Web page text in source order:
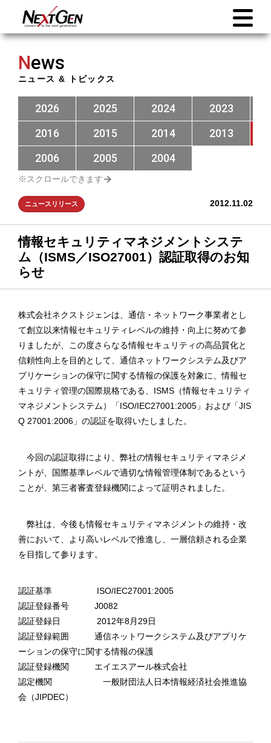
News
ニュース & トピックス
2026 2025 2024 2023
2016
2015 2014 2013
2006
2005 2004
ニュースリリース 2012.11.02
情報セキュリティマネジメントシステ
ム（ISMS／ISO27001）認証取得のお知
らせ
株式会社ネクストジェンは、通信・ネットワーク事業者とし
て創立以来情報セキュリティレベルの維持・向上に努めて参
りましたが、この度さらなる情報セキュリティの高品質化と
信頼性向上を目的として、通信ネットワークシステム及びア
プリケーションの保守に関する情報の保護を対象に、情報セ
キュリティ管理の国際規格である、ISMS（情報セキュリティ
マネジメントシステム）「ISO/IEC27001:2005」および「JIS
Q 27001:2006」の認証を取得いたしました。
今回の認証取得により、弊社の情報セキュリティマネジメ
ントが、国際基準レベルで適切な情報管理体制であるという
ことが、第三者審査登録機関によって証明されました。
弊社は、今後も情報セキュリティマネジメントの維持・改
善において、より高いレベルで推進し、一層信頼される企業
を目指して参ります。
認証基準 ISO/IEC27001:2005
認証登録番号 J0082
認証登録日 2012年8月29日
認証登録範囲 通信ネットワークシステム及びアプリケ
ーションの保守に関する情報の保護
認証登録機関 エイエスアール株式会社
認定機関 一般財団法人日本情報経済社会推進協
会（JIPDEC）